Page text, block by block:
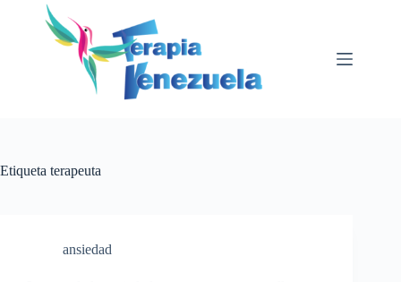
contenido
Etiqueta terapeuta
ansiedad